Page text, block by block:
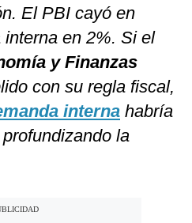
El PBI cayó en
en 2%. Si el
y Finanzas
con su regla fiscal,
interna habría
la